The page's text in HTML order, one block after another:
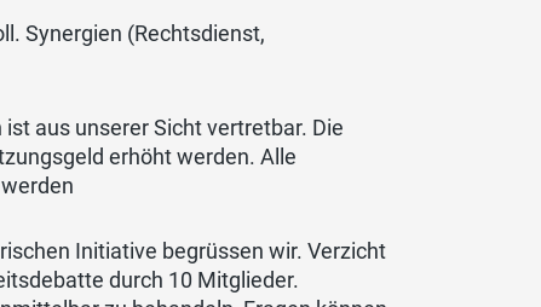
Synergien (Rechtsdienst,
aus unserer Sicht vertretbar. Die
erhöht werden. Alle
Initiative begrüssen wir. Verzicht
durch 10 Mitglieder.